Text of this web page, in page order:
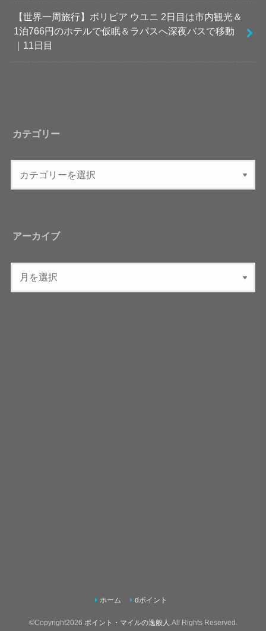
【世界一周旅行】ボリビア ウユニ 2日目は市内観光＆
1泊766円のホテルで仮眠＆ラパスへ深夜バスで移動
｜11日目
カテゴリー
アーカイブ
ホーム dポイント
©Copyright2026 ポイント・マイルの逸般人 .All Rights Reserved.